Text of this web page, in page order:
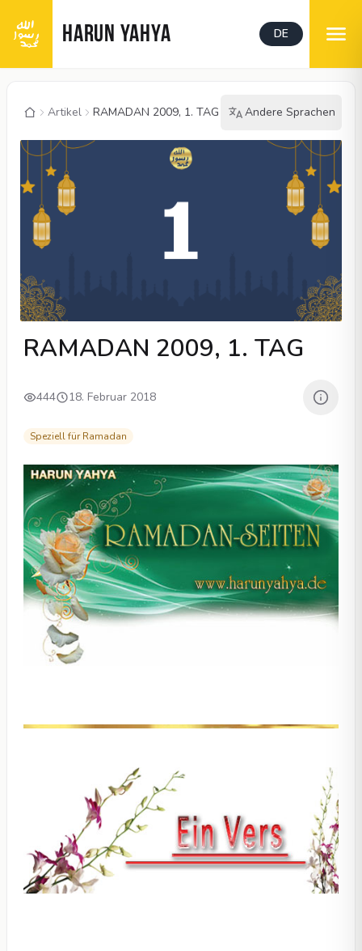
HARUN YAHYA DE
Artikel RAMADAN 2009, 1. TAG Andere Sprachen
RAMADAN 2009, 1. TAG
444 18. Februar 2018
Speziell für Ramadan